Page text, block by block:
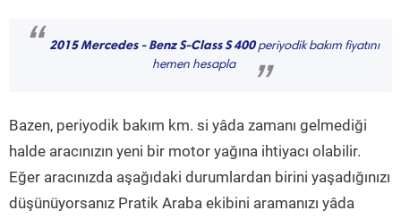
“ 2015 Mercedes - Benz S-Class S 400periyodik bakım fiyatını
hemen hesapla
”
Bazen, periyodik bakım km. si yâda zamanı gelmediği
halde aracınızın yeni bir motor yağına ihtiyacı olabilir.
Eğer aracınızda aşağıdaki durumlardan birini yaşadığınızı
düşünüyorsanız Pratik Araba ekibini aramanızı yâda